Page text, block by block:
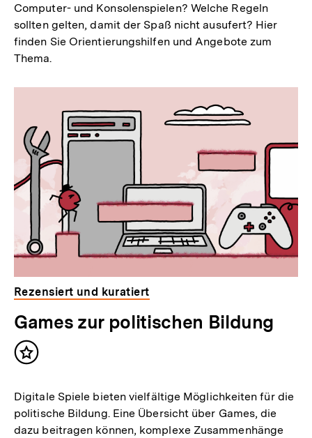
Computer- und Konsolenspielen? Welche Regeln
sollten gelten, damit der Spaß nicht ausufert? Hier
finden Sie Orientierungshilfen und Angebote zum
Thema.
Rezensiert und kuratiert
Games zur politischen Bildung
Inhalt
Digitale Spiele bieten vielfältige Möglichkeiten für die
politische Bildung. Eine Übersicht über Games, die
dazu beitragen können, komplexe Zusammenhänge